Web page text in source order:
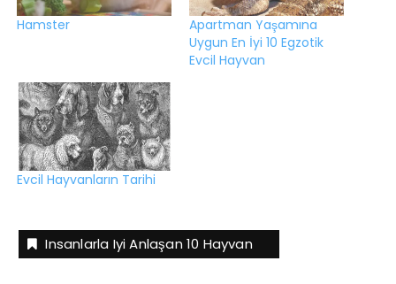
Hamster
Apartman Yaşamına
Uygun En İyi 10 Egzotik
Evcil Hayvan
Evcil Hayvanların Tarihi
Insanlarla Iyi Anlaşan 10 Hayvan